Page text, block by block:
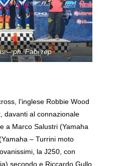
– ph. Fabi rep
l’inglese Robbie Wood
davanti al connazionale
a Marco Salustri (Yamaha
– Turrini moto
la J250, con
secondo e Riccardo Gullo